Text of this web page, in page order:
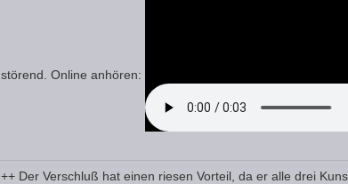
störend. Online anhören:
++ Der Verschluß hat einen riesen Vorteil, da er alle drei